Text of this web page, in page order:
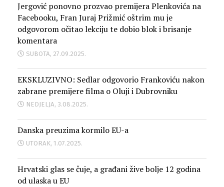
Jergović ponovno prozvao premijera Plenkovića na
Facebooku, Fran Juraj Prižmić oštrim mu je
odgovorom očitao lekciju te dobio blok i brisanje
komentara
SUBOTA, 27.09.2025.
EKSKLUZIVNO: Sedlar odgovorio Frankoviću nakon
zabrane premijere filma o Oluji i Dubrovniku
NEDJELJA, 3.08.2025.
Danska preuzima kormilo EU-a
UTORAK, 1.07.2025.
Hrvatski glas se čuje, a građani žive bolje 12 godina
od ulaska u EU